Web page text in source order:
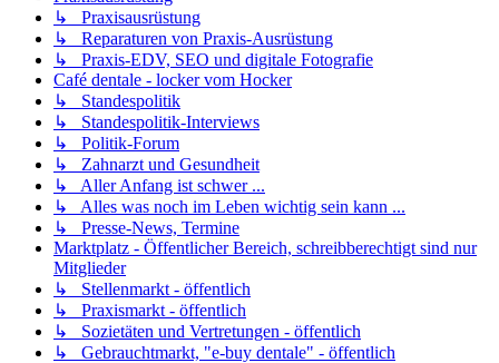
↳ Praxisausrüstung
↳ Reparaturen von Praxis-Ausrüstung
↳ Praxis-EDV, SEO und digitale Fotografie
Café dentale - locker vom Hocker
↳ Standespolitik
↳ Standespolitik-Interviews
↳ Politik-Forum
↳ Zahnarzt und Gesundheit
↳ Aller Anfang ist schwer ...
↳ Alles was noch im Leben wichtig sein kann ...
↳ Presse-News, Termine
Marktplatz - Öffentlicher Bereich, schreibberechtigt sind nur
Mitglieder
↳ Stellenmarkt - öffentlich
↳ Praxismarkt - öffentlich
↳ Sozietäten und Vertretungen - öffentlich
↳ Gebrauchtmarkt, "e-buy dentale" - öffentlich